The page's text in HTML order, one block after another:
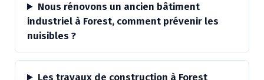
Nous rénovons un ancien bâtiment
industriel à Forest, comment prévenir les
nuisibles ?
Les travaux de construction à Forest